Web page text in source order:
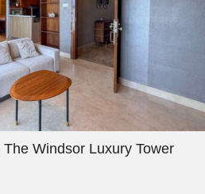
Windsor Luxury Tower